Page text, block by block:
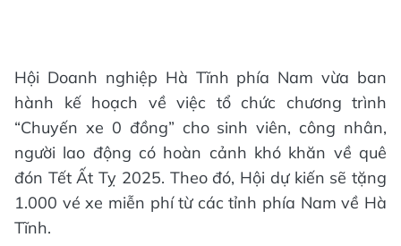
Hội Doanh nghiệp Hà Tĩnh phía Nam vừa ban
hành kế hoạch về việc tổ chức chương trình
“Chuyến xe 0 đồng” cho sinh viên, công nhân,
người lao động có hoàn cảnh khó khăn về quê
đón Tết Ất Tỵ 2025. Theo đó, Hội dự kiến sẽ tặng
1.000 vé xe miễn phí từ các tỉnh phía Nam về Hà
Tĩnh.